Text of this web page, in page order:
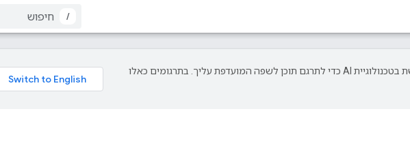
/
‫Google משתמשת בטכנולוגיית AI כדי לתרגם תוכן לשפה המועדפת עליך. בתרגומים כאלו